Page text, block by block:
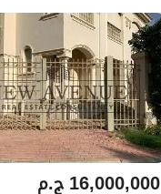
ج.م16,000,000